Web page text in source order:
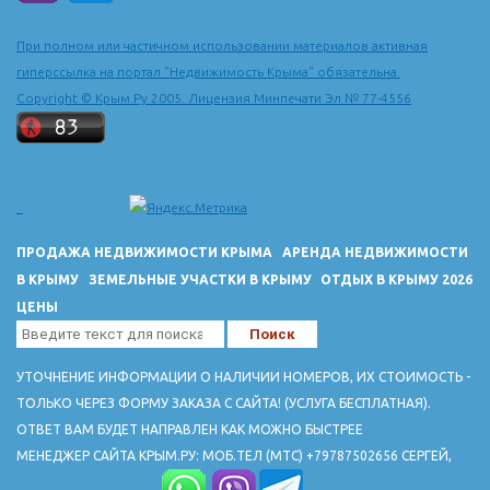
При полном или частичном использовании материалов активная
гиперссылка на портал "Недвижимость Крыма" обязательна.
Copyright © Крым.Ру 2005. Лицензия Минпечати Эл № 77-4556
ПРОДАЖА НЕДВИЖИМОСТИ КРЫМА
АРЕНДА НЕДВИЖИМОСТИ
В КРЫМУ
ЗЕМЕЛЬНЫЕ УЧАСТКИ В КРЫМУ
ОТДЫХ В КРЫМУ 2026
ЦЕНЫ
УТОЧНЕНИЕ ИНФОРМАЦИИ О НАЛИЧИИ НОМЕРОВ, ИХ СТОИМОСТЬ -
ТОЛЬКО ЧЕРЕЗ ФОРМУ ЗАКАЗА С САЙТА! (УСЛУГА БЕСПЛАТНАЯ).
ОТВЕТ ВАМ БУДЕТ НАПРАВЛЕН КАК МОЖНО БЫСТРЕЕ
МЕНЕДЖЕР САЙТА КРЫМ.РУ: МОБ.ТЕЛ (МТС) +79787502656 СЕРГЕЙ,